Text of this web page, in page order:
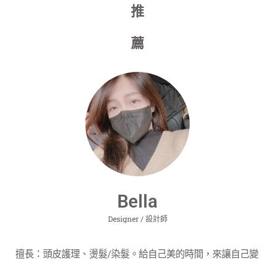
推
薦
Bella
Designer / 設計師
擅長： 頭皮護理、 燙髮/染髮 。 給自己美的時間，來讓自己變